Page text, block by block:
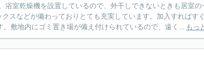
室乾燥機を設置しているので、外干しできないときも居室の
スなどが備わっておりとても充実しています。加入すればす
敷地内にゴミ置き場が備え付けられているので、遠く... もっ